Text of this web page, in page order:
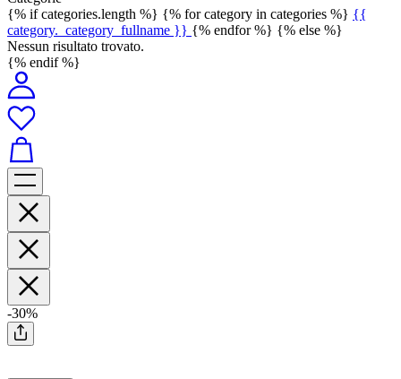
{% if categories.length %} {% for category in categories %} {{
category._category_fullname }} {% endfor %} {% else %}
Nessun risultato trovato.
{% endif %}
-30%